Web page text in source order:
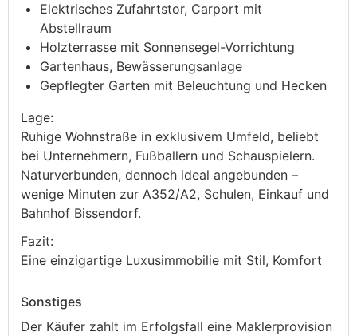
Elektrisches Zufahrtstor, Carport mit
Abstellraum
Holzterrasse mit Sonnensegel-Vorrichtung
Gartenhaus, Bewässerungsanlage
Gepflegter Garten mit Beleuchtung und Hecken
Lage:
Ruhige Wohnstraße in exklusivem Umfeld, beliebt
bei Unternehmern, Fußballern und Schauspielern.
Naturverbunden, dennoch ideal angebunden –
wenige Minuten zur A352/A2, Schulen, Einkauf und
Bahnhof Bissendorf.
Fazit:
Eine einzigartige Luxusimmobilie mit Stil, Komfort
Sonstiges
Der Käufer zahlt im Erfolgsfall eine Maklerprovision